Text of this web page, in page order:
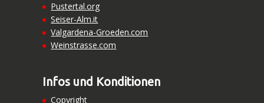
Pustertal.org
Seiser-Alm.it
Valgardena-Groeden.com
Weinstrasse.com
Infos und Konditionen
Copyright